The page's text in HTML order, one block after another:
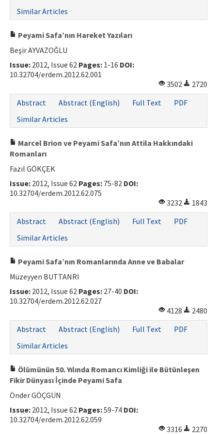
Similar Articles
Peyami Safa’nın Hareket Yazıları
Beşir AYVAZOĞLU
Issue: 2012, Issue 62 Pages: 1-16 DOI:
10.32704/erdem.2012.62.001
3502
2720
Abstract
Abstract (English) Full Text
PDF
Similar Articles
Marcel Brion ve Peyami Safa’nın Attila Hakkındaki
Romanları
Fazıl GÖKÇEK
Issue: 2012, Issue 62 Pages: 75-82 DOI:
10.32704/erdem.2012.62.075
3232
1843
Abstract
Abstract (English) Full Text
PDF
Similar Articles
Peyami Safa’nın Romanlarında Anne ve Babalar
Müzeyyen BUTTANRI
Issue: 2012, Issue 62 Pages: 27-40 DOI:
10.32704/erdem.2012.62.027
4128
2480
Abstract
Abstract (English) Full Text
PDF
Similar Articles
Ölümünün 50. Yılında Romancı Kimliği ile Bütünleşen
Fikir Dünyası İçinde Peyami Safa
Önder GÖÇGÜN
Issue: 2012, Issue 62 Pages:59-74 DOI:
10.32704/erdem.2012.62.059
3316
2270